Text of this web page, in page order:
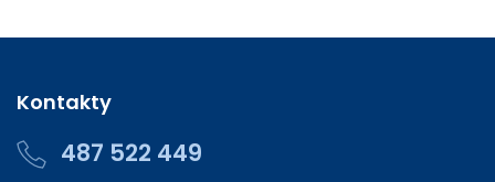
Kontakty
487 522 449